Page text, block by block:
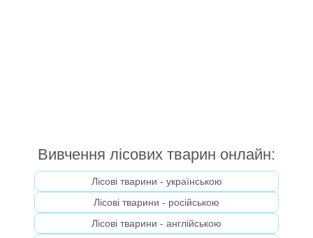
Вивчення лісових тварин онлайн:
Лісові тварини - українською
Лісові тварини - російською
Лісові тварини - англійською